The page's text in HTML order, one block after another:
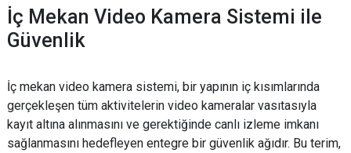
İç Mekan Video Kamera Sistemi ile
Güvenlik
İç mekan video kamera sistemi, bir yapının iç kısımlarında
gerçekleşen tüm aktivitelerin video kameralar vasıtasıyla
kayıt altına alınmasını ve gerektiğinde canlı izleme imkanı
sağlanmasını hedefleyen entegre bir güvenlik ağıdır. Bu terim,